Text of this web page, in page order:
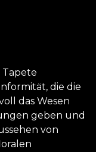
Tapete
die die
das Wesen
geben und
von